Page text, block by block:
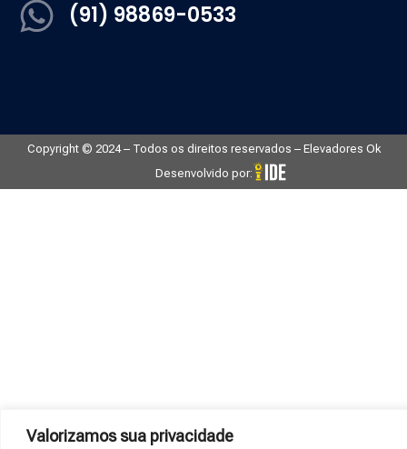
Valorizamos sua privacidade
(91) 98869-0533
Copyright © 2024 – Todos os direitos reservados – Elevadores Ok
Desenvolvido por: